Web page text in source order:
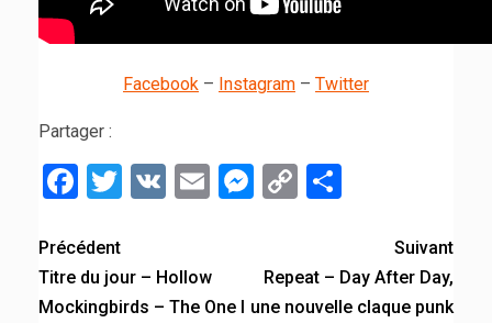
Facebook – Instagram – Twitter
Partager :
Facebook
Twitter
VK EmailMessenger
Copy
Précédent
Titre du jour – Hollow
Mockingbirds – The One I
Suivant
Repeat – Day After Day,
une nouvelle claque punk